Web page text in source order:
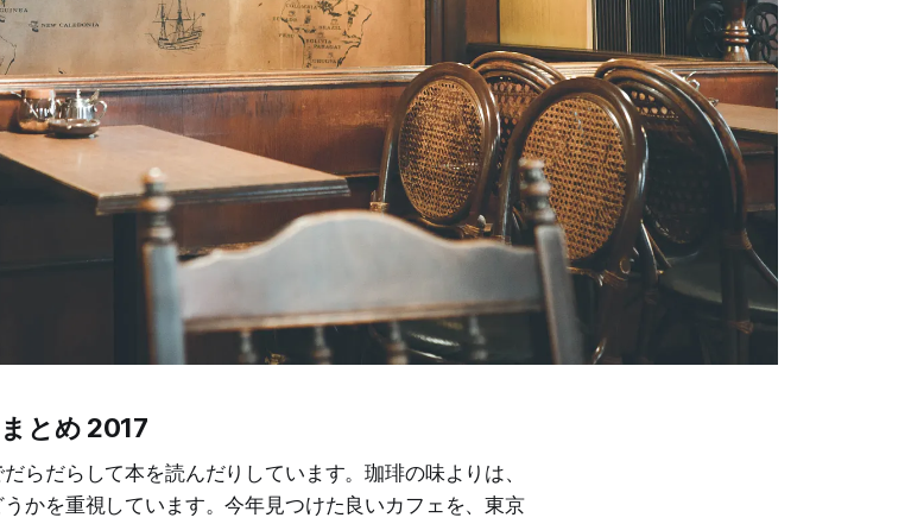
とめ 2017
らだらして本を読んだりしています。珈琲の味よりは、
かを重視しています。今年見つけた良いカフェを、東京